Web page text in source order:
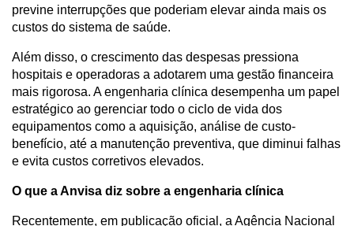
previne interrupções que poderiam elevar ainda mais os
custos do sistema de saúde.
Além disso, o crescimento das despesas pressiona
hospitais e operadoras a adotarem uma gestão financeira
mais rigorosa. A engenharia clínica desempenha um papel
estratégico ao gerenciar todo o ciclo de vida dos
equipamentos como a aquisição, análise de custo-
benefício, até a manutenção preventiva, que diminui falhas
e evita custos corretivos elevados.
O que a Anvisa diz sobre a engenharia clínica
Recentemente, em publicação oficial, a Agência Nacional